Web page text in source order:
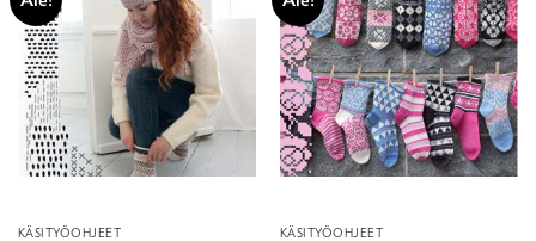
KÄSITYÖOHJEET KÄSITYÖOHJEET